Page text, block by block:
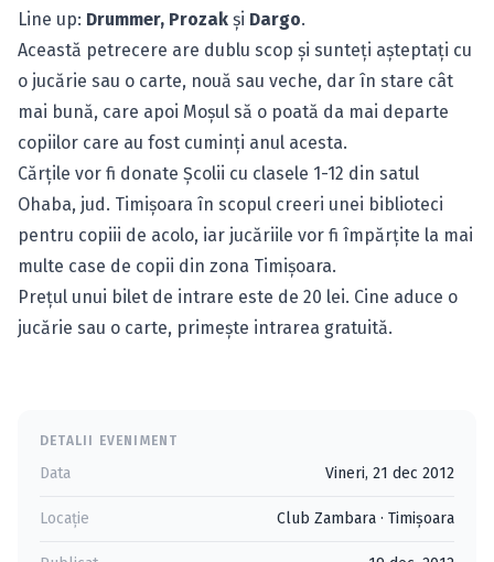
Line up: Drummer, Prozak şi Dargo.
Această petrecere are dublu scop şi sunteţi aşteptaţi cu
o jucărie sau o carte, nouă sau veche, dar în stare cât
mai bună, care apoi Moşul să o poată da mai departe
copiilor care au fost cuminţi anul acesta.
Cărţile vor fi donate Şcolii cu clasele 1-12 din satul
Ohaba, jud. Timişoara în scopul creeri unei biblioteci
pentru copiii de acolo, iar jucăriile vor fi împărţite la mai
multe case de copii din zona Timişoara.
Preţul unui bilet de intrare este de 20 lei. Cine aduce o
jucărie sau o carte, primeşte intrarea gratuită.
DETALII EVENIMENT
Data Vineri, 21 dec 2012
Locație Club Zambara · Timişoara